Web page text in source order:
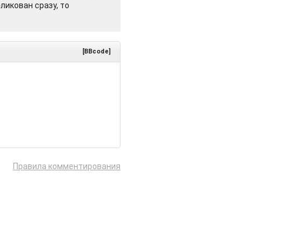
сразу, то
[BBcode]
Правила комментирования